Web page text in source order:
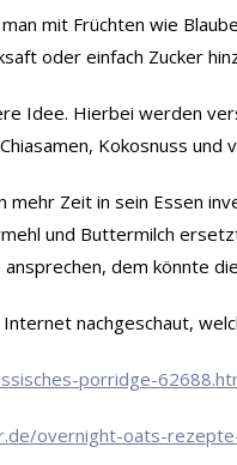
mit Früchten wie
oder einfach Zucker
Idee. Hierbei werden
Kokosnuss und
mehr Zeit in sein Essen
und Buttermilch
dem könnte
nachgeschaut,
porridge-
overnight-oats-